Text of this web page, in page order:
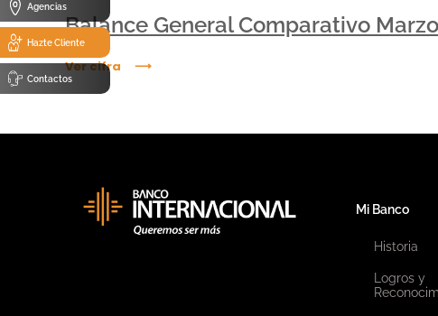
Agencias
Hazte Cliente
Contactos
Balance General Comparativo
Ver cifra
Mi Banco
Historia
Logros y